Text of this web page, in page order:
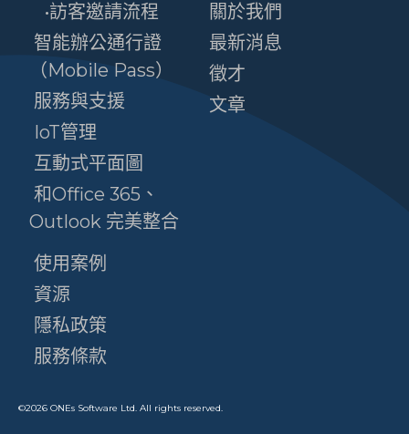
•訪客邀請流程
智能辦公通行證
（Mobile Pass）
服務與支援
IoT管理
互動式平面圖
和Office 365、
Outlook 完美整合
使用案例
資源
隱私政策
服務條款
關於我們
最新消息
徵才
文章
©2026 ONEs Software Ltd. All rights reserved.